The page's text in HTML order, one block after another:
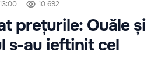
10 692
prețurile: Ouăle și
s-au ieftinit cel